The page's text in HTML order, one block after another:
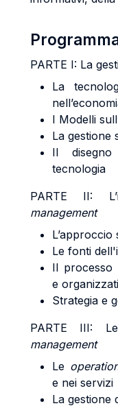
PARTE I: La
La
I Modelli
La gestione
Il
tecnologia
PARTE II:
management
Le fonti
Il processo
e
Strategia e
PARTE III:
management
Le
e nei servizi
La gestione